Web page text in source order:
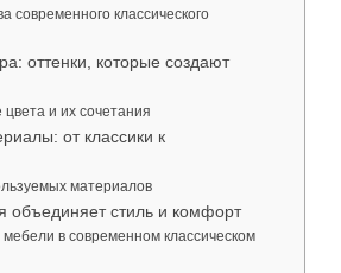
современного классического
оттенки, которые создают
цвета и их сочетания
от классики к
материалов
объединяет стиль и комфорт
в современном классическом